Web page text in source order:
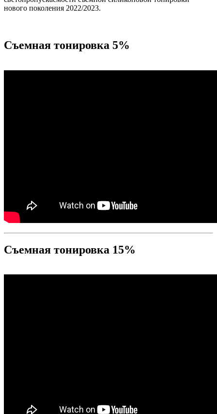
нового поколения 2022/2023.
Съемная тонировка 5%
Съемная тонировка 15%